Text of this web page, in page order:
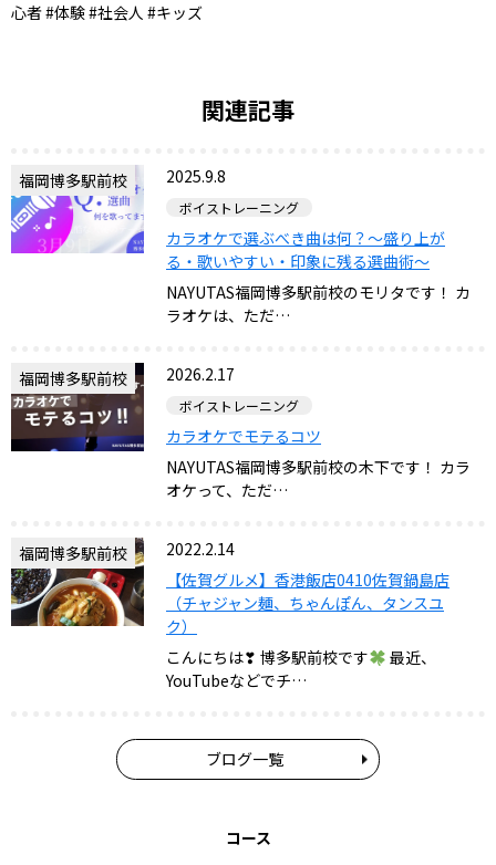
心者 #体験 #社会人 #キッズ
関連記事
福岡博多駅前校 2025.9.8
ボイストレーニング
カラオケで選ぶべき曲は何？～盛り上が
る・歌いやすい・印象に残る選曲術～
NAYUTAS福岡博多駅前校のモリタです！ カ
ラオケは、ただ…
福岡博多駅前校 2026.2.17
ボイストレーニング
カラオケでモテるコツ
NAYUTAS福岡博多駅前校の木下です！ カラ
オケって、ただ…
福岡博多駅前校
2022.2.14
【佐賀グルメ】香港飯店0410佐賀鍋島店
（チャジャン麺、ちゃんぽん、タンスユ
ク）
こんにちは❣ 博多駅前校です
最近、
YouTubeなどでチ…
ブログ一覧
コース